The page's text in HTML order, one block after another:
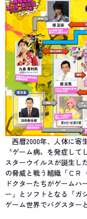
西暦2000年、人体に寄
〝ゲーム病〟を発症し
スターウイルスが誕生し
の脅威と戦う組織「ＣＲ
ドクターたちがゲームハ
ー」とソフトとなる「ガ
ゲーム世界でバグスター